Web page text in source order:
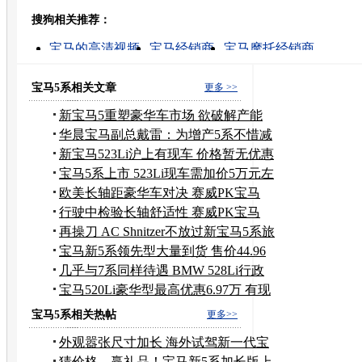
转发至：
搜狗相关推荐：
宝马的高清视频 宝马经销商
宝马摩托经销商
宝马摩托车经销商
宝马汽车报价
更多 >>
宝马5系相关文章
新宝马5重塑豪华车市场 欲破解产能
困局
华晨宝马副总戴雷：为增产5系不惜减
产3系
新宝马523Li沪上有现车 价格暂无优惠
宝马5系上市 523Li现车需加价5万元左
右
欧美长轴距豪华车对决 赛威PK宝马
528Li
行驶中检验长轴舒适性 赛威PK宝马
528Li
再操刀 AC Shnitzer不放过新宝马5系旅
行版
宝马新5系领先型大量到货 售价44.96
万元
几乎与7系同样待遇 BMW 528Li行政
+激情
宝马520Li豪华型最高优惠6.97万 有现
车
更多>>
宝马5系相关热帖
外观嚣张尺寸加长 海外试驾新一代宝